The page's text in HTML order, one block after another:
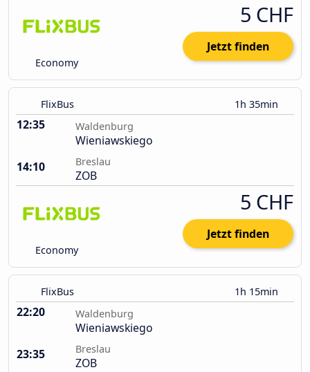
Economy
5 CHF
Jetzt finden
FlixBus 1h 35min
12:35 Waldenburg
Wieniawskiego
14:10
Breslau
ZOB
Economy
5 CHF
Jetzt finden
FlixBus 1h 15min
22:20 Waldenburg
Wieniawskiego
23:35
Breslau
ZOB